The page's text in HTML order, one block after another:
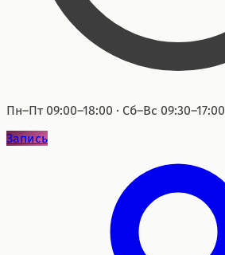
Пн–Пт 09:00–18:00 · Сб–Вс 09:30–17:00
Запись